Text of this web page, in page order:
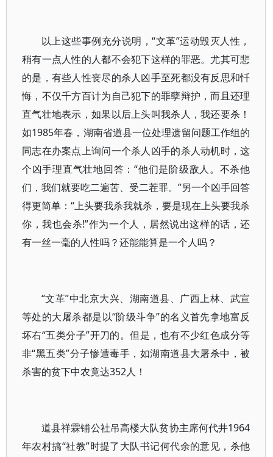
以上这些事例充分说明，“文革”运动毁灭人性，
稍有一点人性的人都不会犯下这样的罪恶。尤其可悲
的是，有些人性丧尽的杀人凶手至死都没有反思和忏
悔，不仅千方百计为自己犯下的罪孽辩护，而且还理
直气壮地表示，如果以后上头叫我杀人，我还要杀！
如1985年春，湖南省道县一位处理遗留问题工作组的
同志在办案点上询问一个杀人凶手的杀人动机时，这
个凶手理直气壮地回答：“他们是阶级敌人。不杀他
们，我们就要吃二遍苦、受二茬罪。”另一个凶手回答
得更简单：“上头要我杀我就杀，要是现在上头要我杀
你，我也会杀!”作为一个人，居然说出这样的话，还
有一丝一毫的人性吗？还能能算是一个人吗？
“文革”中北京大兴、湖南道县、广西上林、武宣
等处的大屠杀都是以“阶级斗争”的名义首先拿地富反
坏右“五类分子”开刀的。但是，也有不少红色成分等
非“黑五类”分子惨遭毒手，如湖南道县大屠杀中，被
杀害的贫下中农竟达352人！
道县祥霖铺公社吊高楼大队贫协主席何代井1964
年农村搞“社教”时提了大队书记何代余的意见，杀他